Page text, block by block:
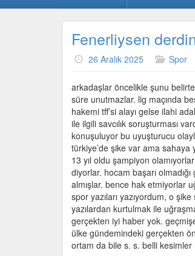
Fenerliysen
26 Aralık 2025 Spor
arkadaşlar öncelikle şunu
süre unutmazlar. lig maçında
hakemi tff’si alayı gelse ilahi
ile ilgili savcılık soruşturması
konuşuluyor bu uyuşturucu
türkiye’de şike var ama sahaya
13 yıl oldu şampiyon
diyorlar. hocam başarı
almışlar. bence hak etmiyorlar
spor yazıları yazıyordum, o
yazılardan kurtulmak ile
gerçekten iyi haber yok.
ülke gündemindeki gerçekten
ortam da bile s. s. belli